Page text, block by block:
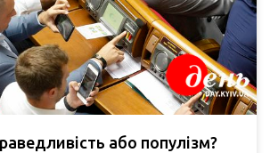
або популізм?